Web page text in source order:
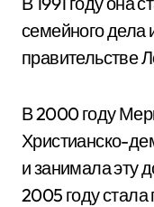
семейного дела
правительстве
В 2000 году
Христианско-
и занимала эту
2005 году